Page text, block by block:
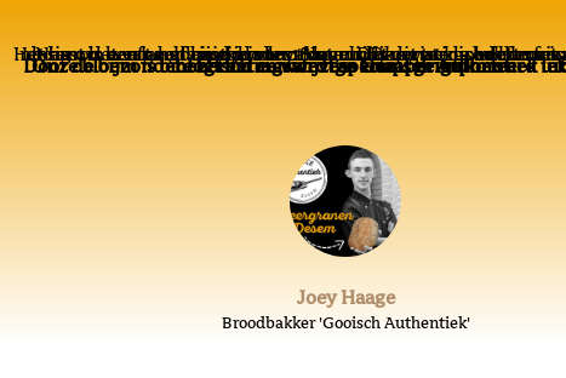
Naast het vanzelfsprekende vakmanschap van de bakkers is er veel tijd nodig om een goed eindproduct dagelijks vers te produceren. Bakken met desem is een langdurig proces. Natuurlijke gisting heeft meer tijd nodig. Het brood heeft een rijstijd van 18 uur. Dat dit ten goede komt aan de smaak van het brood is te proeven. De smaak is vol
Onze bloem is biologisch en wordt speciaal geimporteerd uit Frankrijk. Door de bijzondere bereidingswijze is Gooisch Authentiek lekker mals en heeft het een stevige knapperige korst.
Joey Haage
Broodbakker 'Gooisch Authentiek'